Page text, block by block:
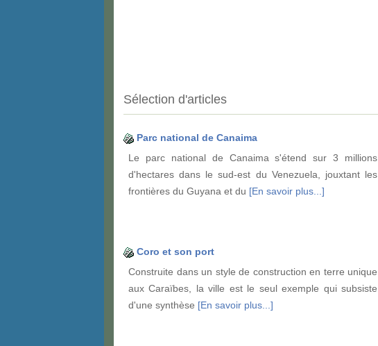
Sélection d'articles
Parc national de Canaima
Le parc national de Canaima s'étend sur 3 millions
d'hectares dans le sud-est du Venezuela, jouxtant les
frontières du Guyana et du [En savoir plus...]
Coro et son port
Construite dans un style de construction en terre unique
aux Caraïbes, la ville est le seul exemple qui subsiste
d'une synthèse [En savoir plus...]